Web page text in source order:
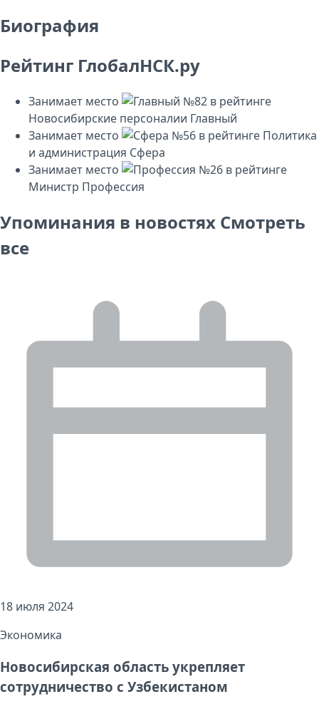
Биография
Рейтинг ГлобалНСК.ру
Занимает место №82 в рейтинге
Новосибирские персоналии Главный
Занимает место
№56 в рейтинге Политика
и администрация Сфера
Занимает место
№26 в рейтинге
Министр Профессия
Упоминания в новостях Смотреть
все
18 июля 2024
Экономика
Новосибирская область укрепляет
сотрудничество с Узбекистаном